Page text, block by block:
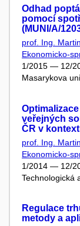
Odhad
pomocí
(MUNI/A/
prof. Ing.
Ekonomicko-
1/2015 — 12/
Masarykova
veřejných
ČR v
prof. Ing.
Ekonomicko-
1/2014 — 12/
Technologická
Regulace
metody a